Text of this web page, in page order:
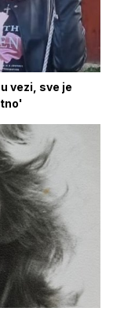
vezi, sve je